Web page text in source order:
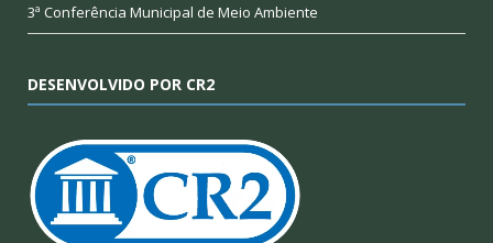
3ª Conferência Municipal de Meio Ambiente
DESENVOLVIDO POR CR2